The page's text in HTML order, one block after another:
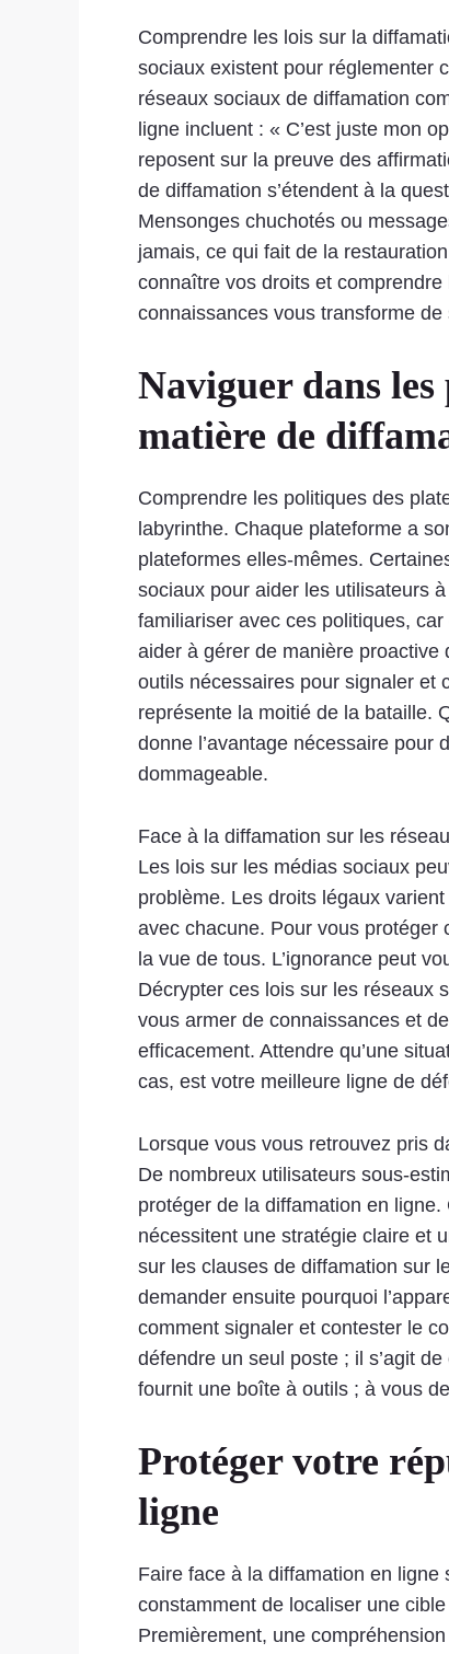
Comprendre les lois sur la
sociaux existent pour réglementer
réseaux sociaux de diffamation
ligne incluent : « C’est juste mon
reposent sur la preuve des
de diffamation s’étendent à la
Mensonges chuchotés ou
jamais, ce qui fait de la
connaître vos droits et
connaissances vous transforme
Naviguer dans
matière de
Comprendre les politiques des
labyrinthe. Chaque plateforme a
plateformes elles-mêmes.
sociaux pour aider les utilisateurs
familiariser avec ces politiques,
aider à gérer de manière
outils nécessaires pour signaler et
représente la moitié de la bataille.
donne l’avantage nécessaire
dommageable.
Face à la diffamation sur les
Les lois sur les médias sociaux
problème. Les droits légaux
avec chacune. Pour vous protéger
la vue de tous. L’ignorance peut
Décrypter ces lois sur les réseaux
vous armer de connaissances et
efficacement. Attendre qu’une
cas, est votre meilleure ligne de
Lorsque vous vous retrouvez pris
De nombreux utilisateurs sous-
protéger de la diffamation en
nécessitent une stratégie claire et
sur les clauses de diffamation sur
demander ensuite pourquoi
comment signaler et contester le
défendre un seul poste ; il s’agit
fournit une boîte à outils ; à vous
Protéger votre
ligne
Faire face à la diffamation en ligne
constamment de localiser une
Premièrement, une